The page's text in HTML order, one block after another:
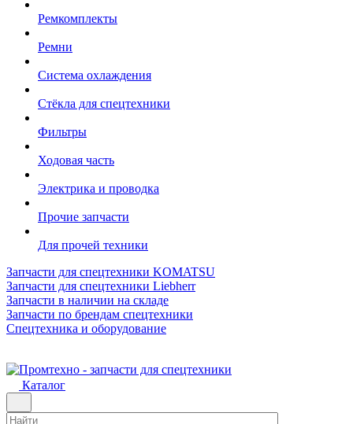
Ремкомплекты
Ремни
Система охлаждения
Стёкла для спецтехники
Фильтры
Ходовая часть
Электрика и проводка
Прочие запчасти
Для прочей техники
Запчасти для спецтехники KOMATSU
Запчасти для спецтехники Liebherr
Запчасти в наличии на складе
Запчасти по брендам спецтехники
Спецтехника и оборудование
Каталог